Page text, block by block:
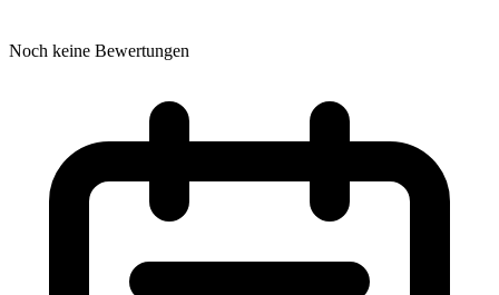
Noch keine Bewertungen